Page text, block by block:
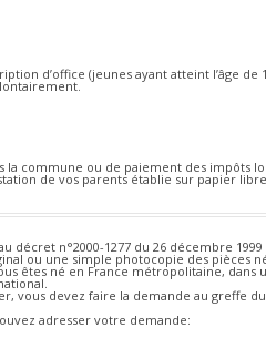
d’office (jeunes ayant atteint l’âge
la commune ou de paiement des impôts
de vos parents établie sur papier
décret n°2000-1277 du 26 décembre
ou une simple photocopie des pièces
êtes né en France métropolitaine, dans
vous devez faire la demande au greffe
adresser votre demande: